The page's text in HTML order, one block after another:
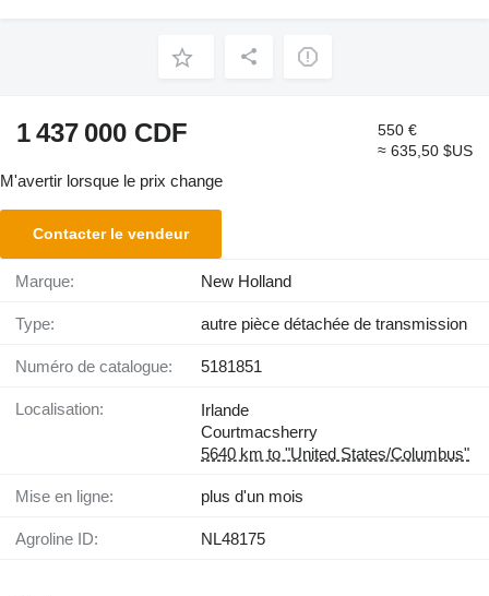
1 437 000 CDF
550 €
≈ 635,50 $US
M'avertir lorsque le prix change
Contacter le vendeur
Marque: New Holland
Type: autre pièce détachée de transmission
Numéro de catalogue: 5181851
Localisation:
Irlande
Courtmacsherry
5640 km to "United States/Columbus"
Mise en ligne: plus d'un mois
Agroline ID: NL48175